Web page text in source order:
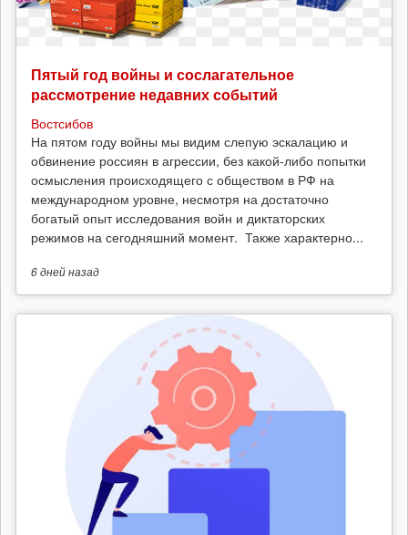
Пятый год войны и сослагательное
рассмотрение недавних событий
Востсибов
На пятом году войны мы видим слепую эскалацию и
обвинение россиян в агрессии, без какой-либо попытки
осмысления происходящего с обществом в РФ на
международном уровне, несмотря на достаточно
богатый опыт исследования войн и диктаторских
режимов на сегодняшний момент. Также характерно...
6 днейназад